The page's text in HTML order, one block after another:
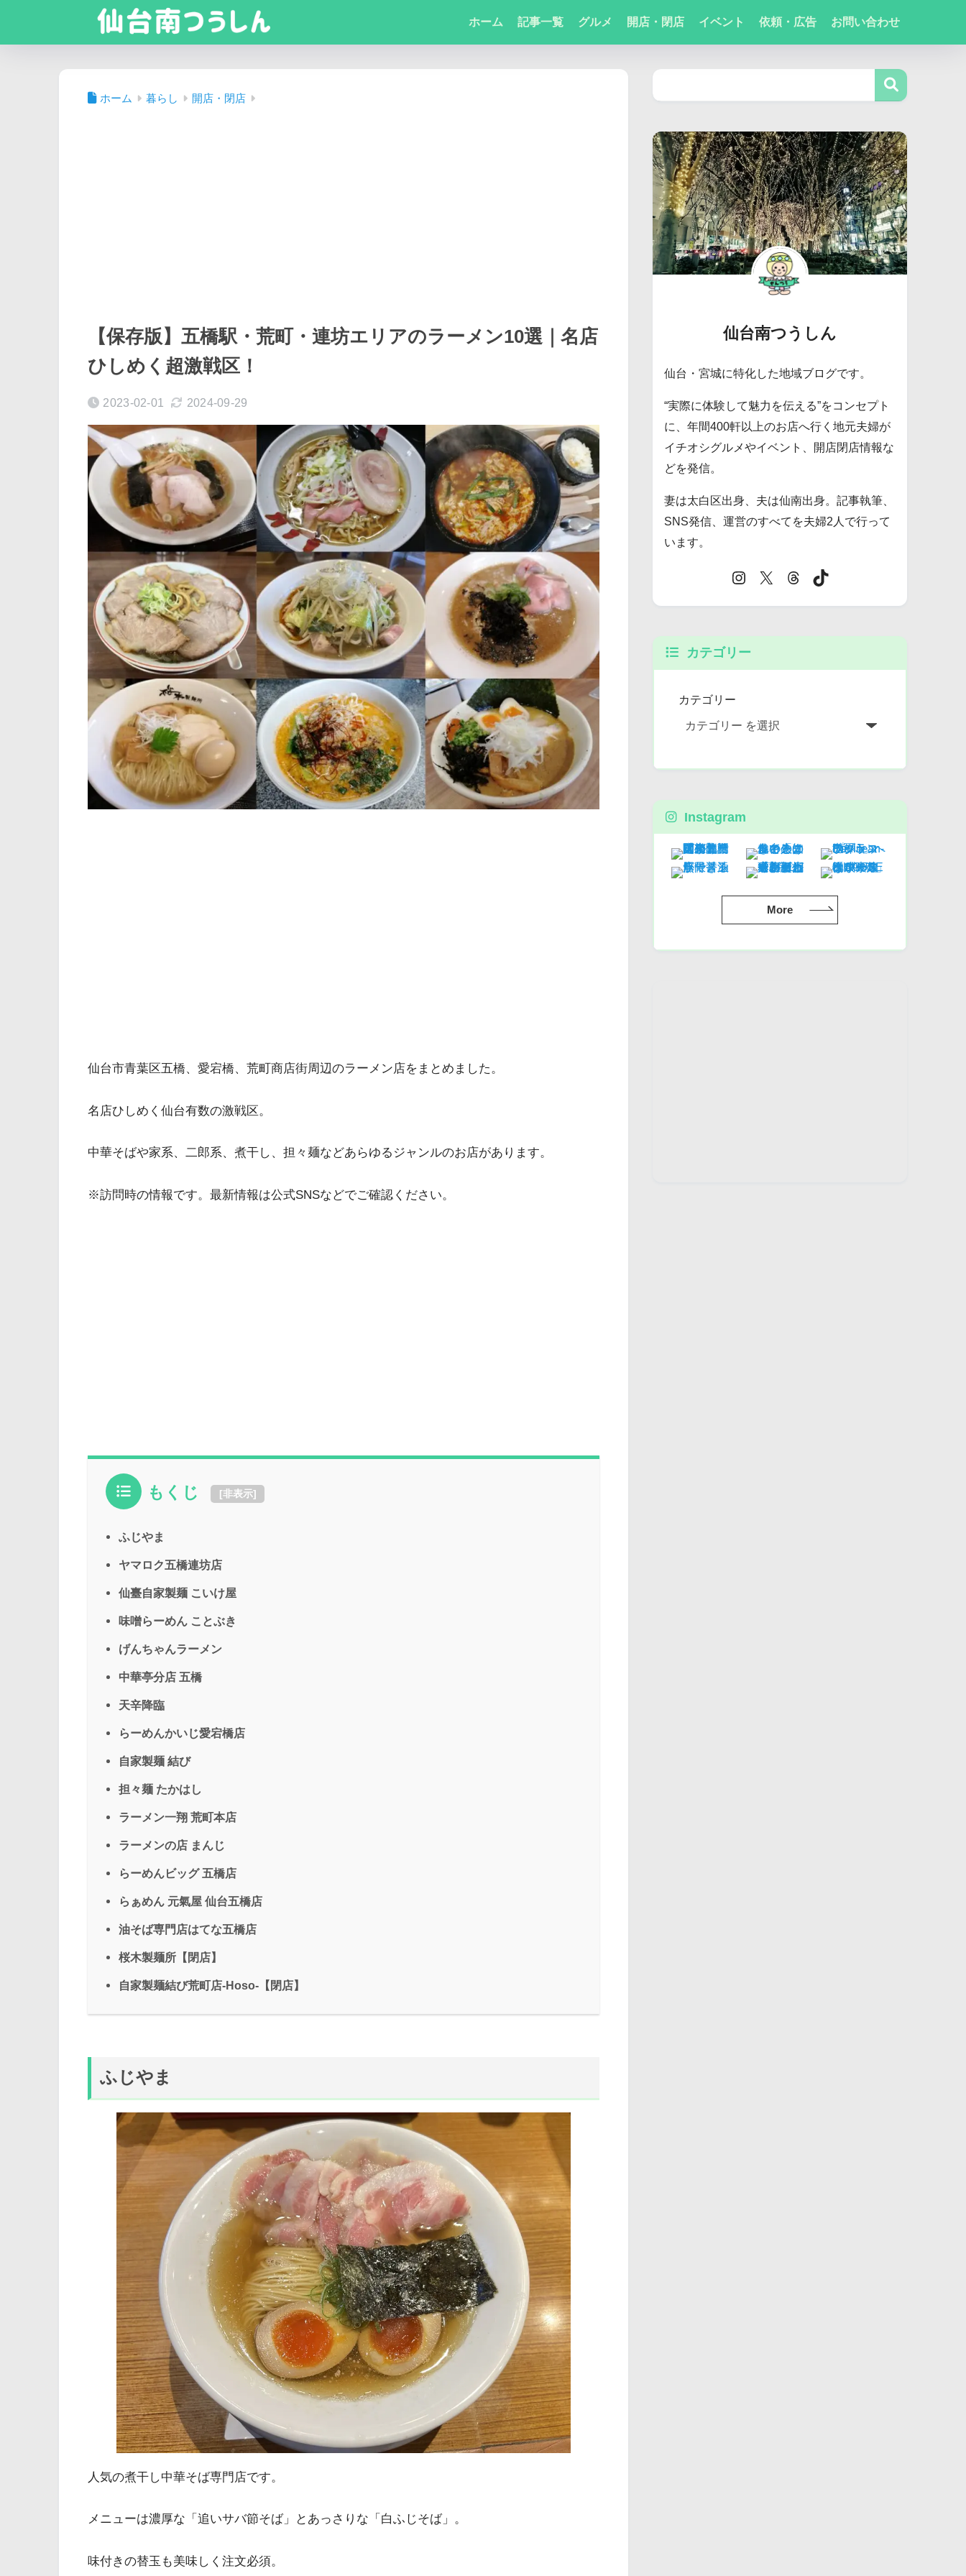
ホーム 記事一覧 グルメ 開店・閉店 イベント 依頼・広告 お問い合わせ
ホーム 暮らし 開店・閉店
【保存版】五橋駅・荒町・連坊エリアのラーメン10選｜名店
ひしめく超激戦区！
2023-02-01 2024-09-29
仙台市青葉区五橋、愛宕橋、荒町商店街周辺のラーメン店をまとめました。
名店ひしめく仙台有数の激戦区。
中華そばや家系、二郎系、煮干し、担々麺などあらゆるジャンルのお店があります。
※訪問時の情報です。最新情報は公式SNSなどでご確認ください。
もくじ [非表示]
ふじやま
ヤマロク五橋連坊店
仙臺自家製麺 こいけ屋
味噌らーめん ことぶき
げんちゃんラーメン
中華亭分店 五橋
天辛降臨
らーめんかいじ愛宕橋店
自家製麺 結び
担々麺 たかはし
ラーメン一翔 荒町本店
ラーメンの店 まんじ
らーめんビッグ 五橋店
らぁめん 元氣屋 仙台五橋店
油そば専門店はてな五橋店
桜木製麺所【閉店】
自家製麺結び荒町店-Hoso-【閉店】
ふじやま
人気の煮干し中華そば専門店です。
メニューは濃厚な「追いサバ節そば」とあっさりな「白ふじそば」。
味付きの替玉も美味しく注文必須。
仙台南つうしん
仙台・宮城に特化した地域ブログです。
“実際に体験して魅力を伝える”をコンセプト
に、年間400軒以上のお店へ行く地元夫婦が
イチオシグルメやイベント、開店閉店情報な
どを発信。
妻は太白区出身、夫は仙南出身。記事執筆、
SNS発信、運営のすべてを夫婦2人で行って
います。
カテゴリー
カテゴリー
Instagram
More